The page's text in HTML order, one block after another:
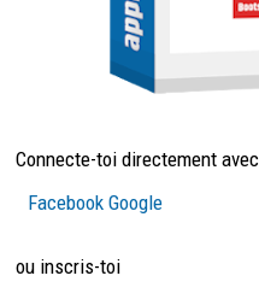
Connecte-toi directement avec
Facebook Google
ou inscris-toi